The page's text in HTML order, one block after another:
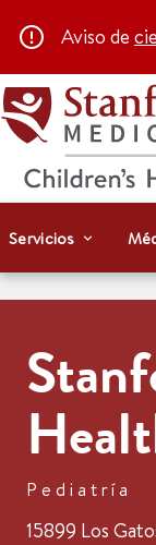
Aviso de
Servicios
Pediatría
15899 Los